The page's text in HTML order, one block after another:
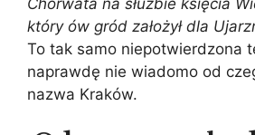
który ów gród założył dla
To tak samo niepotwierdzona
naprawdę nie wiadomo od
nazwa Kraków.